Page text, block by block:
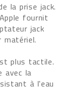
la prise jack.
fournit
jack
matériel.
plus tactile.
avec la
à l'eau